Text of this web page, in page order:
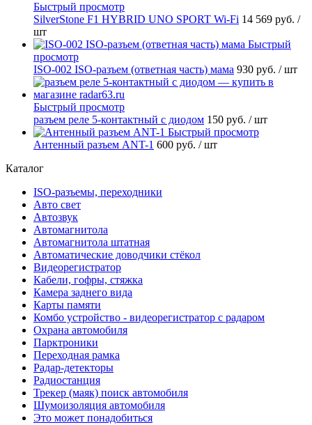
Быстрый просмотр
SilverStone F1 HYBRID UNO SPORT Wi-Fi 14 569 руб. /
шт
Быстрый
просмотр
ISO-002 ISO-разъем (ответная часть) мама 930 руб. / шт
Быстрый просмотр
разъем реле 5-контактный с диодом 150 руб. / шт
Быстрый просмотр
Антенный разъем ANT-1 600 руб. / шт
Каталог
ISO-разъемы, переходники
Авто свет
Автозвук
Автомагнитола
Автомагнитола штатная
Автоматические доводчики стёкол
Видеорегистратор
Кабели, гофры, стяжка
Камера заднего вида
Карты памяти
Комбо устройство - видеорегистратор с радаром
Охрана автомобиля
Парктроники
Переходная рамка
Радар-детекторы
Радиостанция
Трекер (маяк) поиск автомобиля
Шумоизоляция автомобиля
Это может понадобиться